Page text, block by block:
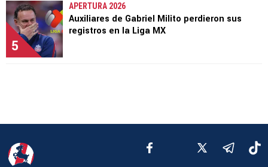
5
APERTURA 2026
Auxiliares de Gabriel Milito perdieron sus
registros en la Liga MX